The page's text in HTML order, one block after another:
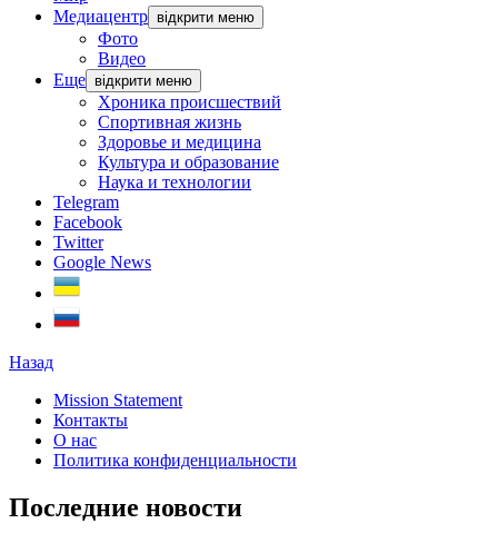
Медиацентр відкрити меню
Фото
Видео
Еще відкрити меню
Хроника происшествий
Спортивная жизнь
Здоровье и медицина
Культура и образование
Наука и технологии
Telegram
Facebook
Twitter
Google News
Назад
Mission Statement
Контакты
О нас
Политика конфиденциальности
Последние новости